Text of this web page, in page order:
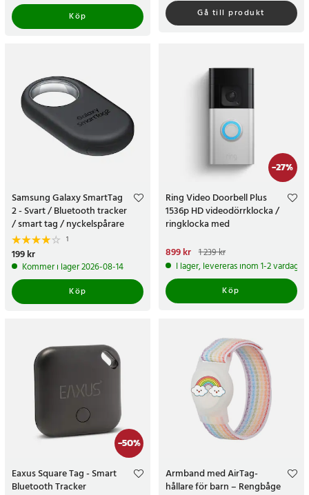
Köp
Gå till produkt
Samsung Galaxy SmartTag
2 - Svart / Bluetooth tracker
/ smart tag / nyckelspårare
1
Pris:199 kr
199 kr
Kommer i lager 2026-08-14
Köp
-27%
Ring Video Doorbell Plus
1536p HD videodörrklocka /
ringklocka med
Refurbished
Nuvarande pris
pris:1 239 kr
899 kr 1 239 kr
I lager, levereras inom 1-2 vardagar
Köp
-50%
Eaxus Square Tag - Smart
Bluetooth Tracker
Armband med AirTag-
hållare för barn – Rengbåge